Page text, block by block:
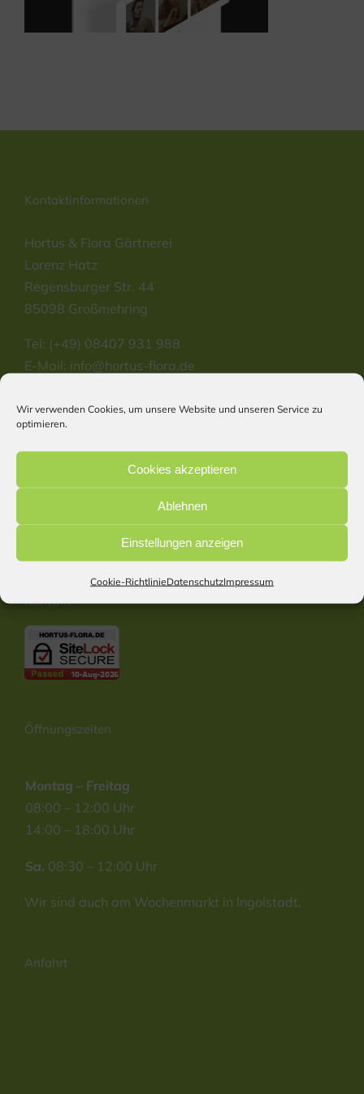
Wir verwenden Cookies, um unsere Website und unseren Service zu
optimieren.
Cookies akzeptieren
Ablehnen
Einstellungen anzeigen
Cookie-RichtlinieDatenschutzImpressum
Kontaktinformationen
Hortus & Flora Gärtnerei
Lorenz Hatz
Regensburger Str. 44
85098 Großmehring
Tel: (+49) 08407 931 988
E-Mail: info@hortus-flora.de
Information
Start
Barrierefreiheitserklärung
Kontakt
Öffnungszeiten
Montag – Freitag
08:00 – 12:00 Uhr
14:00 – 18:00 Uhr
Sa. 08:30 – 12:00 Uhr
Wir sind auch am Wochenmarkt in Ingolstadt.
Anfahrt